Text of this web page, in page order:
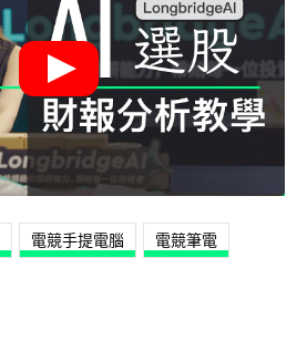
電競手提電腦 電競筆電